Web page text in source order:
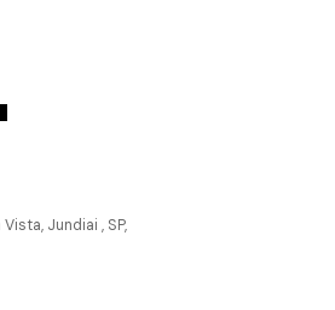
Jundiai , SP,